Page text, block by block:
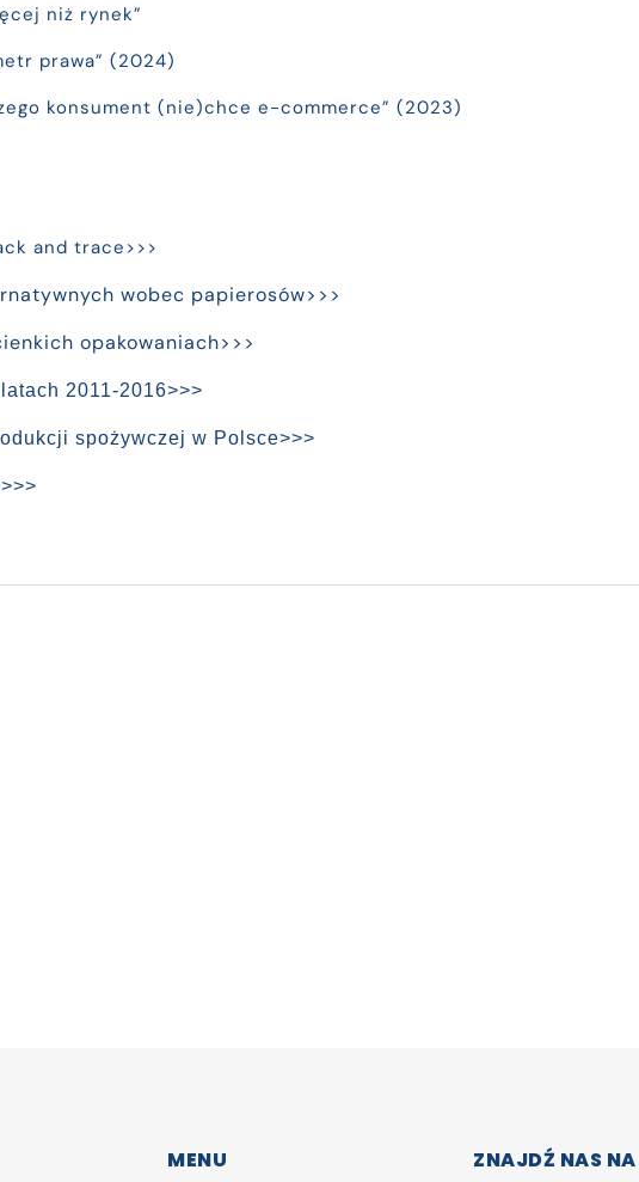
niż rynek”
prawa” (2024)
konsument (nie)chce e-commerce” (2023)
and trace>>>
wobec papierosów>>>
opakowaniach>>>
2011-2016>>>
spożywczej w Polsce>>>
MENU ZNAJDŹ NAS NA